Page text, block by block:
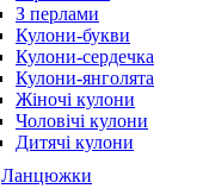
З перлами
Кулони-букви
Кулони-сердечка
Кулони-янголята
Жіночі кулони
Чоловічі кулони
Дитячі кулони
Ланцюжки